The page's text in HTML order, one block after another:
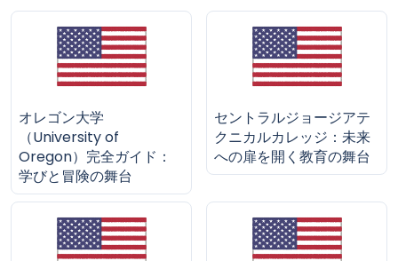
オレゴン大学
（University of
Oregon）完全ガイド：
学びと冒険の舞台
セントラルジョージアテ
クニカルカレッジ：未来
への扉を開く教育の舞台